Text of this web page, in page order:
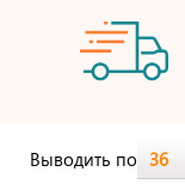
Выводить по 36